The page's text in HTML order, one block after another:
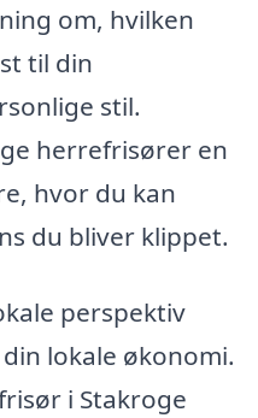
om, hvilken
til din
stil.
herrefrisører en
hvor du kan
du bliver klippet.
perspektiv
lokale økonomi.
i Stakroge